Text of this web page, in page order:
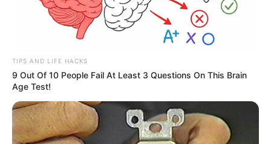
TIPS AND LIFE HACKS
9 Out Of 10 People Fail At Least 3 Questions On This Brain
Age Test!